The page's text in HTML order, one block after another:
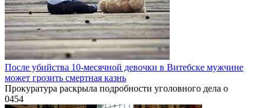
После убийства 10-месячной девочки в Витебске мужчине
может грозить смертная казнь
Прокуратура раскрыла подробности уголовного дела о
0454